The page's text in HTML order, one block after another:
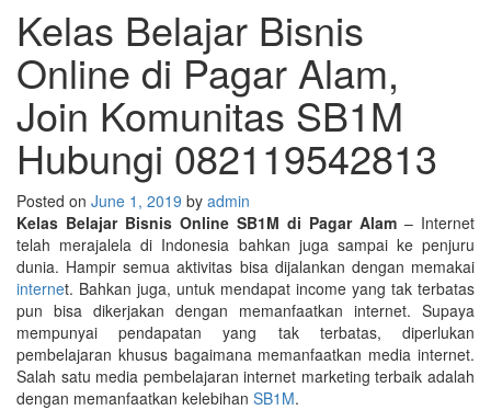
Kelas Belajar Bisnis
Online di Pagar Alam,
Join Komunitas SB1M
Hubungi 082119542813
Posted on June 1, 2019 by admin
Kelas Belajar Bisnis Online SB1M di Pagar Alam – Internet
telah merajalela di Indonesia bahkan juga sampai ke penjuru
dunia. Hampir semua aktivitas bisa dijalankan dengan memakai
internet. Bahkan juga, untuk mendapat income yang tak terbatas
pun bisa dikerjakan dengan memanfaatkan internet. Supaya
mempunyai pendapatan yang tak terbatas, diperlukan
pembelajaran khusus bagaimana memanfaatkan media internet.
Salah satu media pembelajaran internet marketing terbaik adalah
dengan memanfaatkan kelebihan SB1M.